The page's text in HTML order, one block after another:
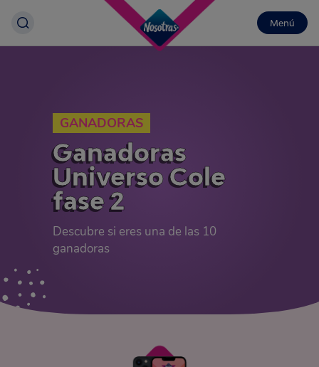
Menú
GANADORAS
Ganadoras
Universo Cole
fase 2
Descubre si eres una de las 10
ganadoras